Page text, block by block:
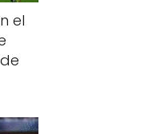
el